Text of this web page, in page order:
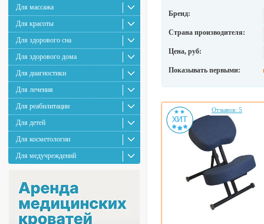
Для массажа
Для красоты
Для здорового сна
Для здорового дома
Для диагностики
Для лечения
Для реабилитации
Для детей
Для косметологии
Для медучреждений
Бренд:
Страна производителя:
Цена, руб:
Показывать первыми:
Отзывов: 5